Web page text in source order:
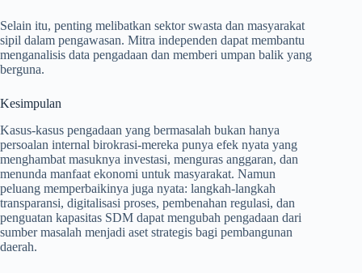
Selain itu, penting melibatkan sektor swasta dan masyarakat
sipil dalam pengawasan. Mitra independen dapat membantu
menganalisis data pengadaan dan memberi umpan balik yang
berguna.
Kesimpulan
Kasus-kasus pengadaan yang bermasalah bukan hanya
persoalan internal birokrasi-mereka punya efek nyata yang
menghambat masuknya investasi, menguras anggaran, dan
menunda manfaat ekonomi untuk masyarakat. Namun
peluang memperbaikinya juga nyata: langkah-langkah
transparansi, digitalisasi proses, pembenahan regulasi, dan
penguatan kapasitas SDM dapat mengubah pengadaan dari
sumber masalah menjadi aset strategis bagi pembangunan
daerah.